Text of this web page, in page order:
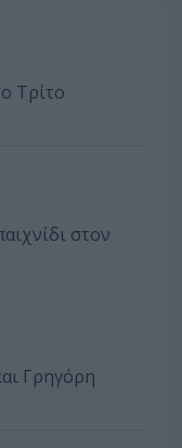
Τρίτο
στον
Γρηγόρη